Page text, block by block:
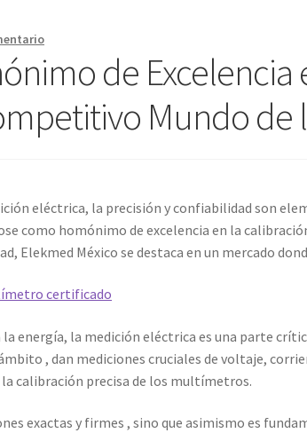
¿Qué es un osciloscopio y cuál es su función
de Amperímetros – Elekmed México
MéxicoCalibración de Multímetros – Elekmed
Multímetro con certificado de
Trayectoria de Elekmed MéxicoVisión de
de
Mundo de
eléctrica, la precisión y confiabilidad son
como homónimo de excelencia en la
Elekmed México se destaca en un mercado
certificado
energía, la medición eléctrica es una parte
, dan mediciones cruciales de voltaje,
calibración precisa de los multímetros.
exactas y firmes , sino que asimismo es